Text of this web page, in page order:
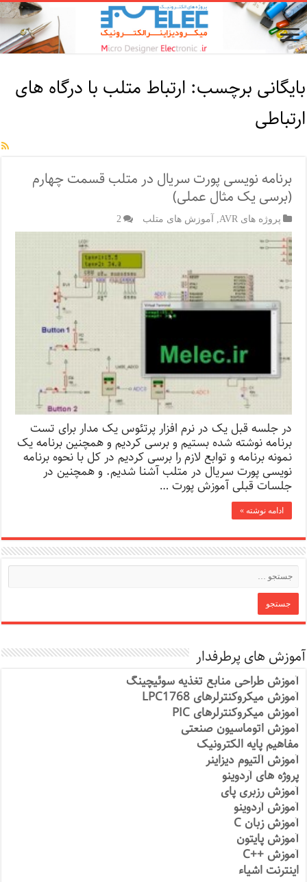
بایگانی برچسب: ارتباط متلب با درگاه های
ارتباطی
برنامه نویسی پورت سریال در متلب قسمت چهارم
(برسی یک مثال عملی)
پروژه های AVR آموزش های متلب 2
در جلسه قبل یک در نرم افزار پرتئوس یک مدار برای تست
برنامه نوشته شده بستیم و برسی کردیم و همچنین برنامه یک
نمونه برنامه و توابع لازم را برسی کردیم در کل با نحوه برنامه
نویسی پورت سریال در متلب آشنا شدیم. و همچنین در
جلسات قبلی آموزش پورت …
ادامه نوشته »
آموزش های پرطرفدار
آموزش طراحی منابع تغذیه سوئیچینگ
آموزش میکروکنترلرهای LPC1768
آموزش میکروکنترلرهای PIC
آموزش اتوماسیون صنعتی
مفاهیم پایه الکترونیک
آموزش آلتیوم دیزاینر
پروژه های آردوینو
آموزش رزبری پای
آموزش آردوینو
آموزش زبان C
آموزش پایتون
آموزش ++C
اینترنت اشیاء